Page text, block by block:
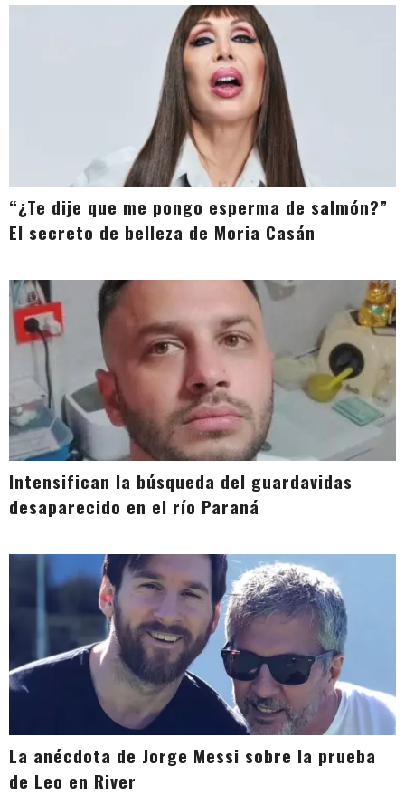
“¿Te dije que me pongo esperma de salmón?”
El secreto de belleza de Moria Casán
Intensifican la búsqueda del guardavidas
desaparecido en el río Paraná
La anécdota de Jorge Messi sobre la prueba
de Leo en River